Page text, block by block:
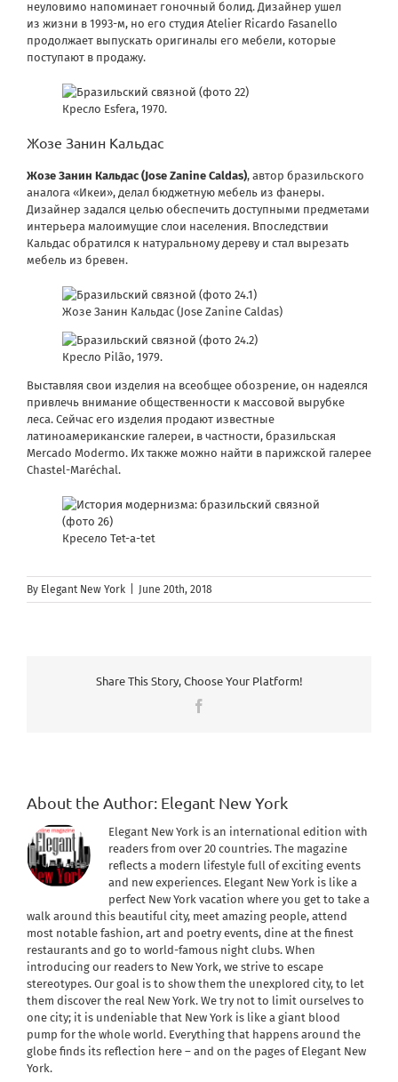
неуловимо напоминает гоночный болид. Дизайнер ушел
из жизни в 1993-м, но его студия Atelier Ricardo Fasanello
продолжает выпускать оригиналы его мебели, которые
поступают в продажу.
Кресло Esfera, 1970.
Жозе Занин Кальдас
Жозе Занин Кальдас (Jose Zanine Caldas), автор бразильского
аналога «Икеи», делал бюджетную мебель из фанеры.
Дизайнер задался целью обеспечить доступными предметами
интерьера малоимущие слои населения. Впоследствии
Кальдас обратился к натуральному дереву и стал вырезать
мебель из бревен.
Жозе Занин Кальдас (Jose Zanine Caldas)
Кресло Pilão, 1979.
Выставляя свои изделия на всеобщее обозрение, он надеялся
привлечь внимание общественности к массовой вырубке
леса. Сейчас его изделия продают известные
латиноамериканские галереи, в частности, бразильская
Mercado Modermo. Их также можно найти в парижской галерее
Chastel-Maréchal.
Кресело Tet-a-tet
By Elegant New York June 20th, 2018
Share This Story, Choose Your Platform!
About the Author: Elegant New York
Elegant New York is an international edition with
readers from over 20 countries. The magazine
reflects a modern lifestyle full of exciting events
and new experiences. Elegant New York is like a
perfect New York vacation where you get to take a
walk around this beautiful city, meet amazing people, attend
most notable fashion, art and poetry events, dine at the finest
restaurants and go to world-famous night clubs. When
introducing our readers to New York, we strive to escape
stereotypes. Our goal is to show them the unexplored city, to let
them discover the real New York. We try not to limit ourselves to
one city; it is undeniable that New York is like a giant blood
pump for the whole world. Everything that happens around the
globe finds its reflection here – and on the pages of Elegant New
York.